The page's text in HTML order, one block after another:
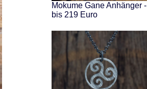
Mokume Gane Anhänger -
bis 219 Euro